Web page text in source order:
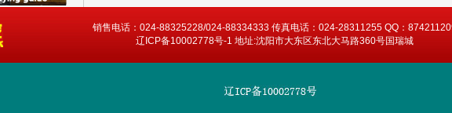
销售电话：024-88325228/024-88334333 传真电话：024-28311255 QQ：
辽ICP备10002778号-1 地址:沈阳市大东区东北大马路360号国瑞城